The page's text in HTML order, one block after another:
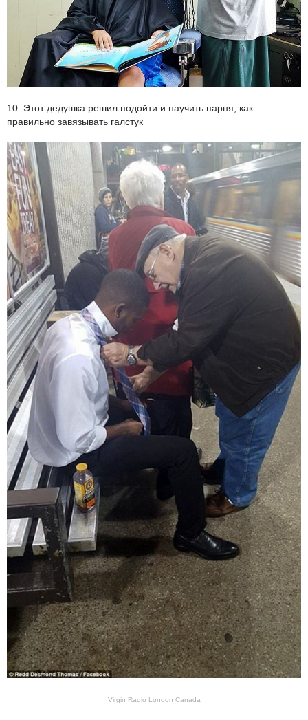
10. Этот дедушка решил подойти и научить парня, как
правильно завязывать галстук
Virgin Radio London Canada